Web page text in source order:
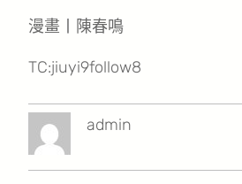
漫畫丨陳春鳴
TC:jiuyi9follow8
admin